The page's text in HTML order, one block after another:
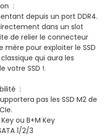
:
depuis un port DDR4.
dans un slot
de relier le connecteur
mère pour exploiter le SSD
qui aura les
votre SSD !.
:
pas les SSD M2 de
ou B+M Key
1/2/3